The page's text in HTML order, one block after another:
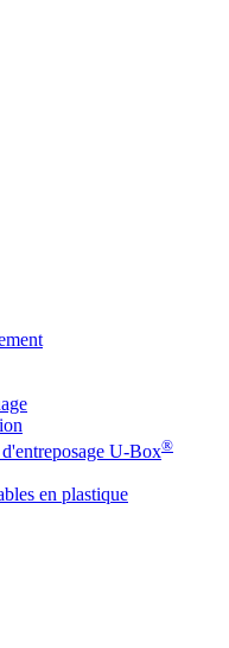
U-Box®
en plastique